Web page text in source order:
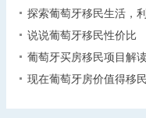
探索葡萄牙移民生活，
说说葡萄牙移民性价比
葡萄牙买房移民项目解
现在葡萄牙房价值得移